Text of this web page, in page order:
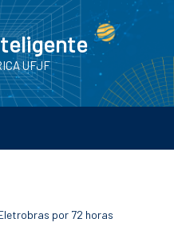
UFJF
por 72 horas